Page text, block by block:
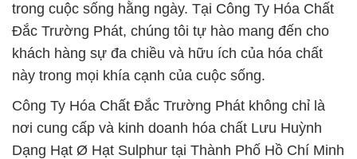
trong cuộc sống hằng ngày. Tại Công Ty Hóa Chất
Đắc Trường Phát, chúng tôi tự hào mang đến cho
khách hàng sự đa chiều và hữu ích của hóa chất
này trong mọi khía cạnh của cuộc sống.
Công Ty Hóa Chất Đắc Trường Phát không chỉ là
nơi cung cấp và kinh doanh hóa chất Lưu Huỳnh
Dạng Hạt Ø Hạt Sulphur tại Thành Phố Hồ Chí Minh